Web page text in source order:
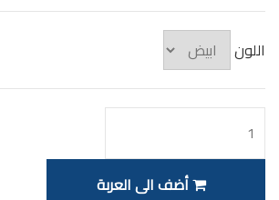
اللون
أضف الى العربة